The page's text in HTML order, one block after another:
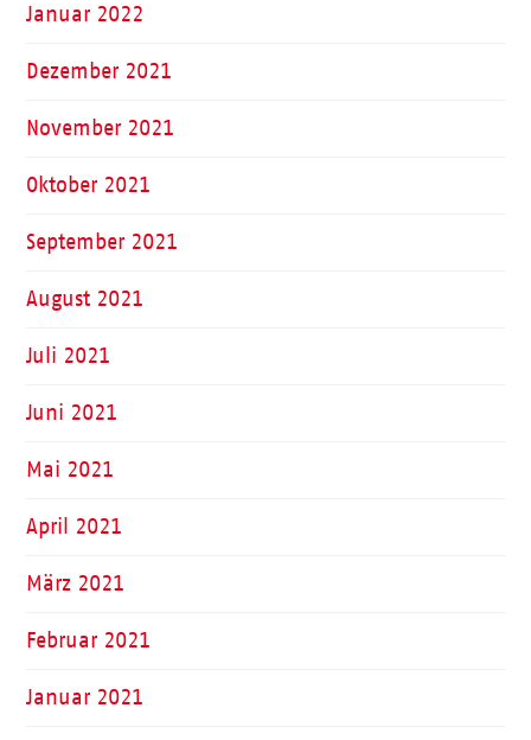
Januar 2022
Dezember 2021
November 2021
Oktober 2021
September 2021
August 2021
Juli 2021
Juni 2021
Mai 2021
April 2021
März 2021
Februar 2021
Januar 2021